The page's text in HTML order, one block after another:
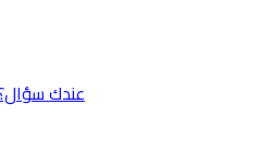
عندك